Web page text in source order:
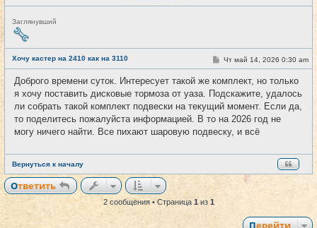
Н
е
в
т
и
Заглянувший
Хочу кастер на 2410 как на 3110 #2
С
о
б
щ
е
н
и
Чт май 14, 2026 0:30 am
Доброго времени суток. Интересует такой же комплект, но только
я хочу поставить дисковые тормоза от уаза. Подскажите, удалось
ли собрать такой комплект подвески на текущий момент. Если да,
то поделитесь пожалуйста информацией. В то на 2026 год не
могу ничего найти. Все пихают шаровую подвеску, и всё
Вернуться к началу
Ответить
2 сообщения • Страница 1из 1
Перейти